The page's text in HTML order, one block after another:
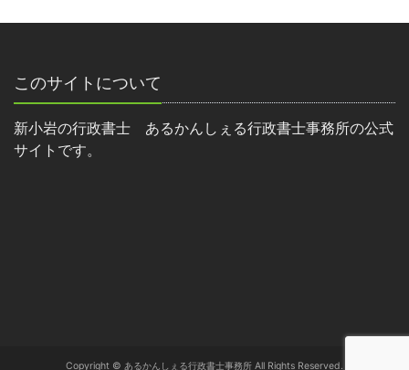
このサイトについて
新小岩の行政書士 あるかんしぇる行政書士事務所の公式
サイトです。
Copyright © あるかんしぇる行政書士事務所 All Rights Reserved.